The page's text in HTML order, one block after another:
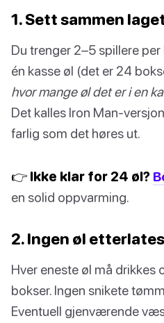
1. Sett sammen
Du trenger 2–5 spillere
én kasse øl (det er 24
hvor mange øl det er i en
Det kalles Iron Man-
farlig som det høres ut.
👉 Ikke klar for 24 øl?
en solid oppvarming.
2. Ingen øl
Hver eneste øl må drikkes
bokser. Ingen snikete
Eventuell gjenværende